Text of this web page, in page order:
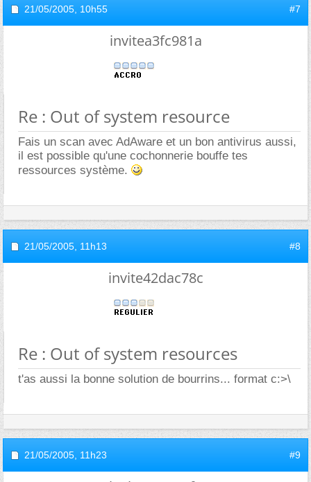
21/05/2005, 10h55 #7
invitea3fc981a
Re : Out of system resource
Fais un scan avec AdAware et un bon antivirus aussi,
il est possible qu'une cochonnerie bouffe tes
ressources système.
21/05/2005, 11h13 #8
invite42dac78c
Re : Out of system resources
t'as aussi la bonne solution de bourrins... format c:>\
21/05/2005, 11h23 #9